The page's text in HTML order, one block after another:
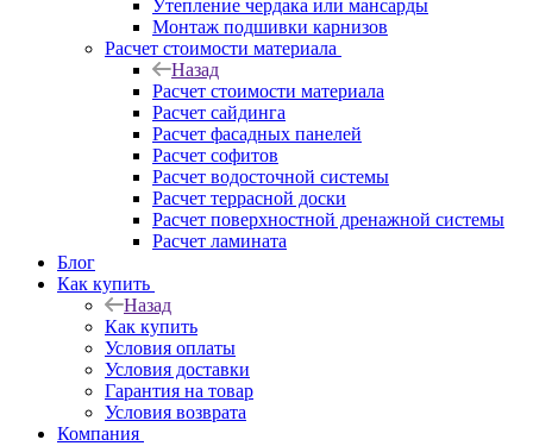
Утепление чердака или мансарды
Монтаж подшивки карнизов
Расчет стоимости материала
Назад
Расчет стоимости материала
Расчет сайдинга
Расчет фасадных панелей
Расчет софитов
Расчет водосточной системы
Расчет террасной доски
Расчет поверхностной дренажной системы
Расчет ламината
Блог
Как купить
Назад
Как купить
Условия оплаты
Условия доставки
Гарантия на товар
Условия возврата
Компания